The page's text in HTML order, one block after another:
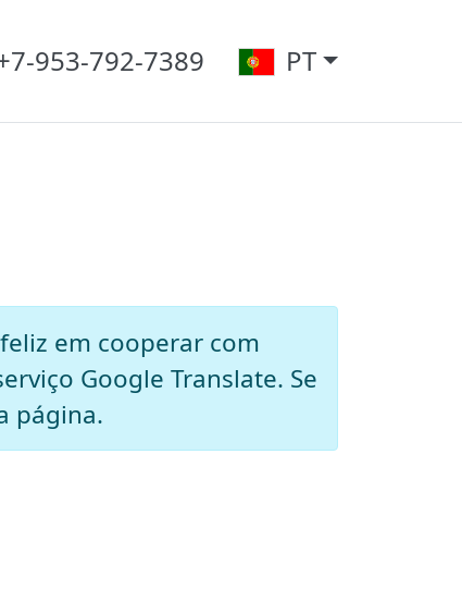
953-792-7389 PT
em cooperar com
Google Translate. Se
página.